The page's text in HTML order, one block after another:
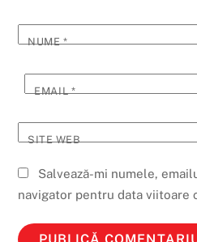
NUME*
EMAIL*
SITE WEB
Salvează-mi numele,
navigator pentru data viitoare